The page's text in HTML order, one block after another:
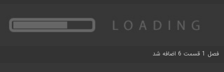
فصل 1 قسمت 6 اضافه شد